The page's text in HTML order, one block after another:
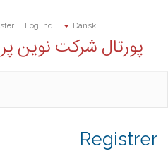
Dansk
Log ind
پورتال شرکت نوین
Registrer